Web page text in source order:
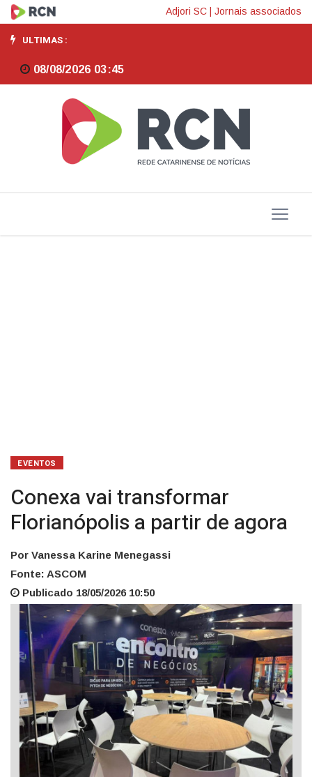
Conexa
vai
transformar
Florianópolis
de
Adjori SC Jornais associados
ULTIMAS :
08/08/2026 03:45
EVENTOS
Conexa vai transformar
Florianópolis a partir de agora
Por Vanessa Karine Menegassi
Fonte: ASCOM
Publicado 18/05/2026 10:50